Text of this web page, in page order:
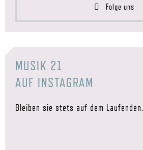
Folge uns
MUSIK 21
AUF INSTAGRAM
Bleiben sie stets auf dem Laufenden.